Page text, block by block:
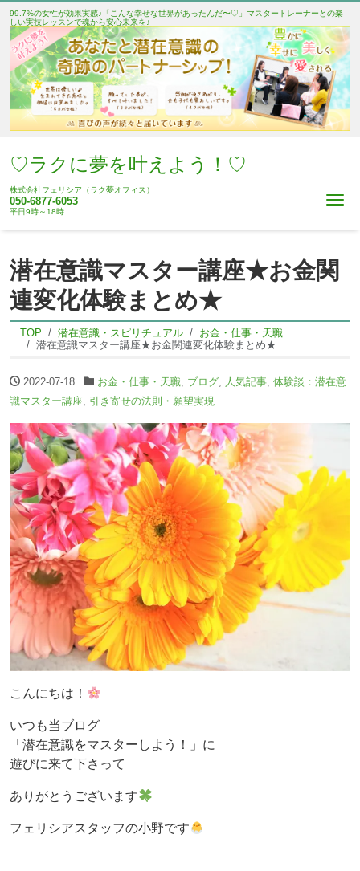
99.7%の女性が効果実感♪「こんな幸せな世界があったんだ〜♡」マスタートレーナーとの楽
しい実技レッスンで魂から安心未来を♪
♡ラクに夢を叶えよう！♡
株式会社フェリシア（ラク夢オフィス）
050-6877-6053
平日9時～18時
潜在意識マスター講座★お金関
連変化体験まとめ★
TOP 潜在意識・スピリチュアル
お金・仕事・天職
潜在意識マスター講座★お金関連変化体験まとめ★
2022-07-18 お金・仕事・天職, ブログ, 人気記事, 体験談：潜在意
識マスター講座 引き寄せの法則・願望実現
こんにちは！
いつも当ブログ
「潜在意識をマスターしよう！」に
遊びに来て下さって
ありがとうございます
フェリシアスタッフの小野です